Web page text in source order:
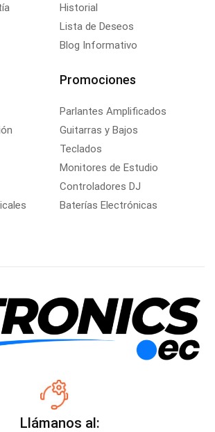
Historial
Lista de Deseos
Blog Informativo
Promociones
Parlantes Amplificados
Guitarras y Bajos
Teclados
Monitores de Estudio
Controladores DJ
Baterías Electrónicas
Llámanos al: